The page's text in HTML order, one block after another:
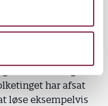
skal ikke ende
sikkerhed og
har afsat
løse eksempelvis